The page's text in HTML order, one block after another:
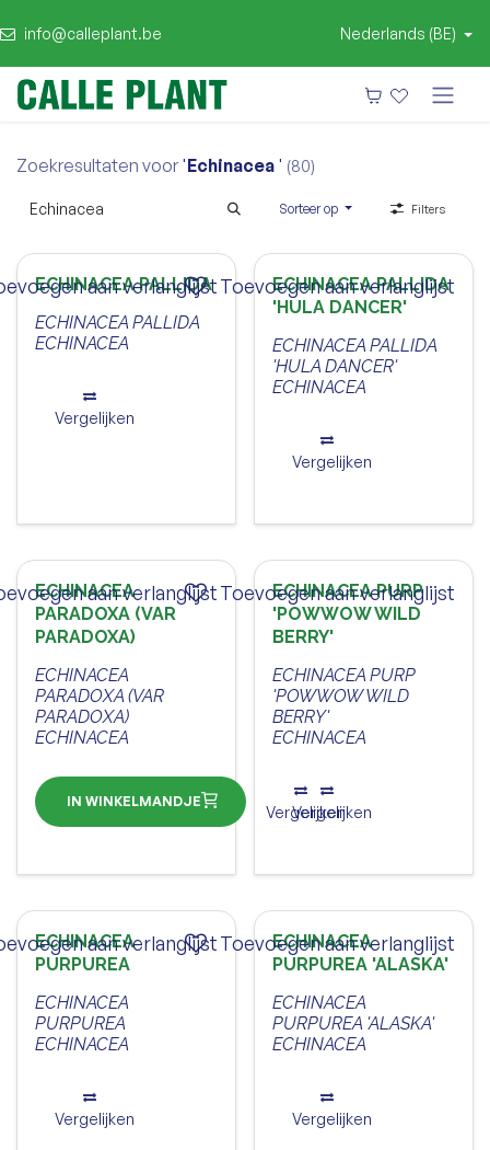
info@calleplant.be Nederlands (BE)
Zoekresultaten voor 'Echinacea ' (80)
Sorteer op Filters
ECHINACEA PALLIDA
ECHINACEA PALLIDA
ECHINACEA
Vergelijken
aan verlanglijst
ECHINACEA PALLIDA
'HULA DANCER'
ECHINACEA PALLIDA
'HULA DANCER'
ECHINACEA
Vergelijken
Toevoegen aan verlanglijst
ECHINACEA
PARADOXA (VAR
PARADOXA)
ECHINACEA
PARADOXA (VAR
PARADOXA)
ECHINACEA
IN WINKELMANDJE
Vergelijken
aan verlanglijst
ECHINACEA PURP
'POWWOW WILD
BERRY'
ECHINACEA PURP
'POWWOW WILD
BERRY'
ECHINACEA
Vergelijken
Toevoegen aan verlanglijst
ECHINACEA
PURPUREA
ECHINACEA
PURPUREA
ECHINACEA
Vergelijken
aan verlanglijst
ECHINACEA
PURPUREA 'ALASKA'
ECHINACEA
PURPUREA 'ALASKA'
ECHINACEA
Vergelijken
Toevoegen aan verlanglijst